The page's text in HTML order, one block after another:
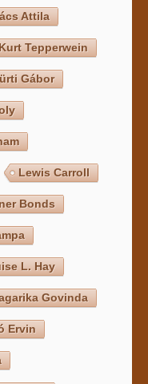
Attila
Tepperwein
Gábor
Lewis Carroll
Bonds
L. Hay
Govinda
Ervin